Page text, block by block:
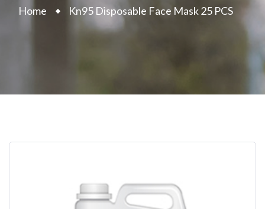
Home Kn95 Disposable Face Mask 25 PCS